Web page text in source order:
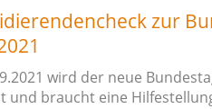
zur
wird der neue
und braucht eine